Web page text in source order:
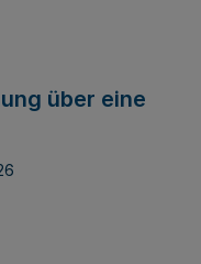
über eine